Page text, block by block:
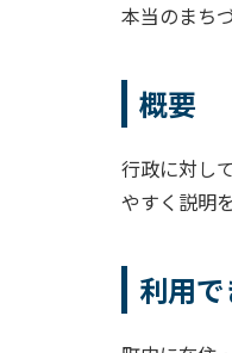
本当のまち
概要
行政に対し
やすく説明
利用